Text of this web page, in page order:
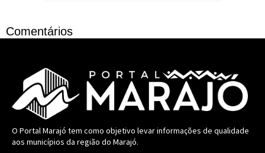
Comentários
O Portal Marajó tem como objetivo levar informações de qualidade
aos municípios da região do Marajó.